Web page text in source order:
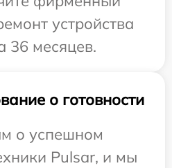
устройства
36 месяцев.
о готовности
о успешном
Pulsar, и мы